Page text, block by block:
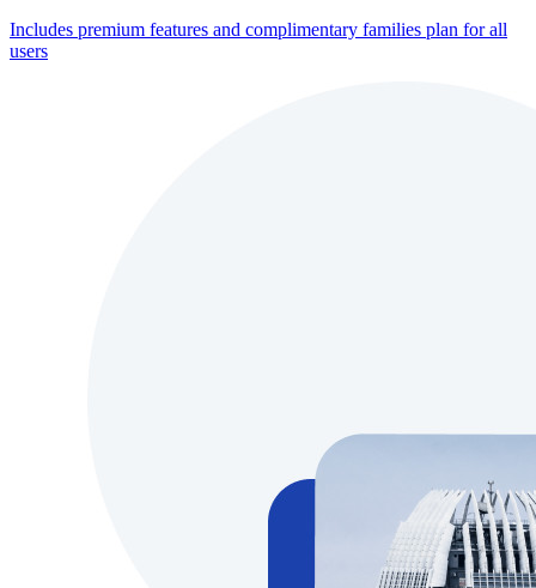
Includes premium features and complimentary families plan for all
users